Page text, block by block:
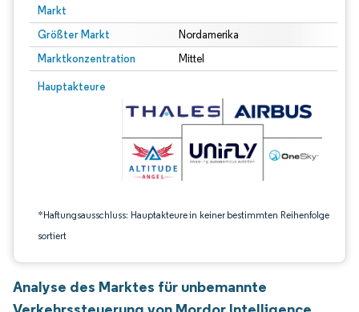
Markt
Größter Markt Nordamerika
Marktkonzentration Mittel
Hauptakteure
*Haftungsausschluss: Hauptakteure in keiner bestimmten Reihenfolge
sortiert
Bild © Mordor Intelligence. Wiederverwendung erfordert Namensnennung
Analyse des Marktes für unbemannte